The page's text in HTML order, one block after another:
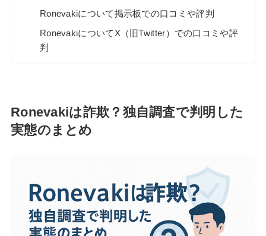
Ronevakiについて掲示板での口コミや評判
RonevakiについてX（旧Twitter）での口コミや評
判
Ronevakiは詐欺？独自調査で判明した
実態のまとめ